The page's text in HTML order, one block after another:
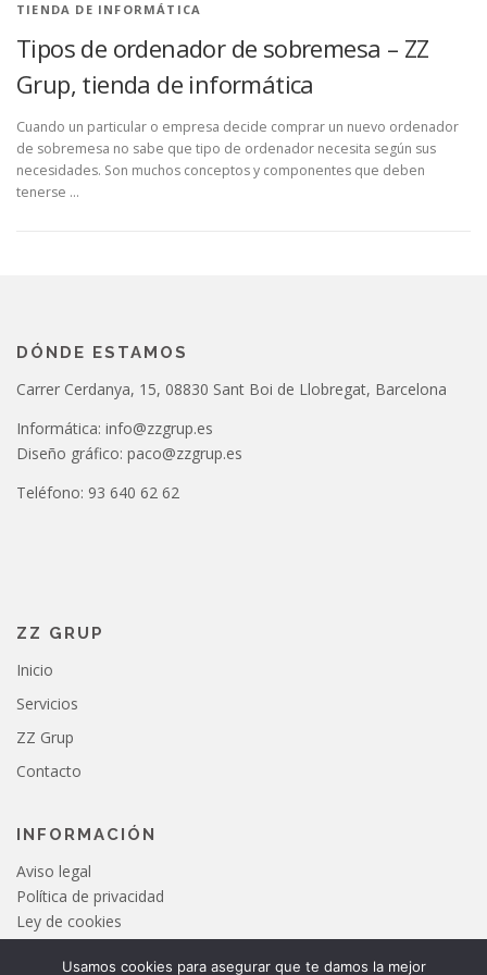
TIENDA DE INFORMÁTICA
Tipos de ordenador de sobremesa – ZZ
Grup, tienda de informática
Cuando un particular o empresa decide comprar un nuevo ordenador
de sobremesa no sabe que tipo de ordenador necesita según sus
necesidades. Son muchos conceptos y componentes que deben
tenerse …
DÓNDE ESTAMOS
Carrer Cerdanya, 15, 08830 Sant Boi de Llobregat, Barcelona
Informática: info@zzgrup.es
Diseño gráfico: paco@zzgrup.es
Teléfono: 93 640 62 62
ZZ GRUP
Inicio
Servicios
ZZ Grup
Contacto
INFORMACIÓN
Aviso legal
Política de privacidad
Ley de cookies
Usamos cookies para asegurar que te damos la mejor